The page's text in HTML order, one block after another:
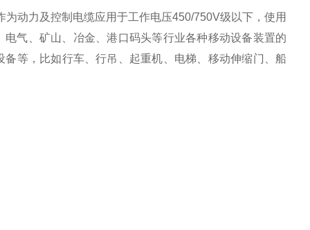
动力及控制电缆应用于工作电压450/750V级以下，使用
气、矿山、冶金、港口码头等行业各种移动设备装置的
等，比如行车、行吊、起重机、电梯、移动伸缩门、船